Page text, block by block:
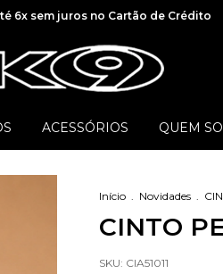
6x sem juros no Cartão de Crédito
ACESSÓRIOS QUEM
Início . Novidades .
CINTO
SKU: CIA51011